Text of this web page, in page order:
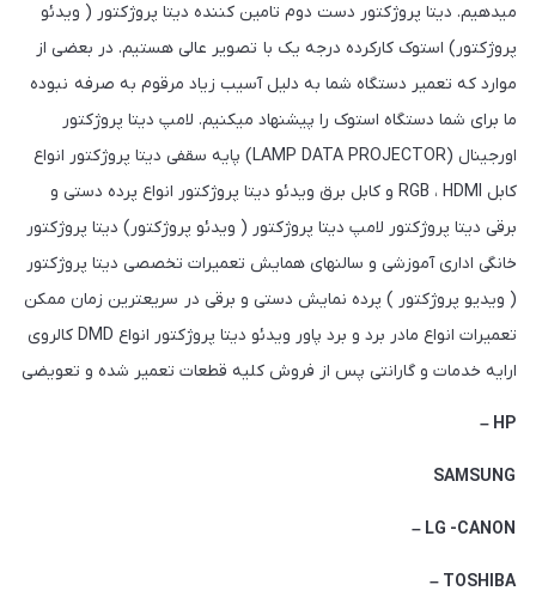
میدهیم. دیتا پروژکتور دست دوم تامین کننده دیتا پروژکتور ( ویدئو
پروژکتور) استوک کارکرده درجه یک با تصویر عالی هستیم. در بعضی از
موارد که تعمیر دستگاه شما به دلیل آسیب زیاد مرقوم به صرفه نبوده
ما برای شما دستگاه استوک را پیشنهاد میکنیم. لامپ دیتا پروژکتور
اورجینال (LAMP DATA PROJECTOR) پایه سقفی دیتا پروژکتور انواع
کابل RGB ، HDMI و کابل برق ویدئو دیتا پروژکتور انواع پرده دستی و
برقی دیتا پروژکتور لامپ دیتا پروژکتور ( ویدئو پروژکتور) دیتا پروژکتور
خانگی اداری آموزشی و سالنهای همایش تعمیرات تخصصی دیتا پروژکتور
( ویدیو پروژکتور ) پرده نمایش دستی و برقی در سریعترین زمان ممکن
تعمیرات انواع مادر برد و برد پاور ویدئو دیتا پروژکتور انواع DMD کالروی
ارایه خدمات و گارانتی پس از فروش کلیه قطعات تعمیر شده و تعویضی
HP –
TOSHIBA –